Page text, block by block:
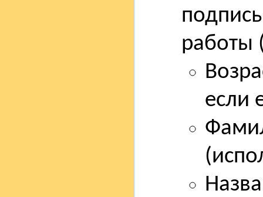
работы
если